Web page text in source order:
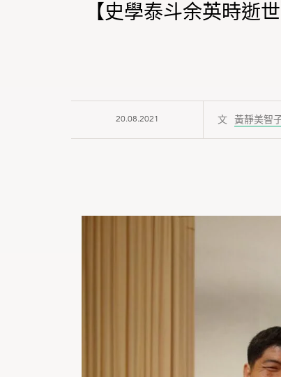
【史學泰斗余英時逝
20.08.2021 黃靜美智